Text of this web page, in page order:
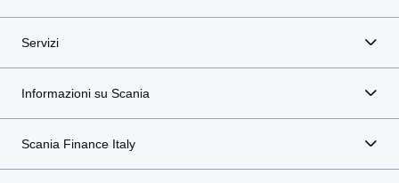
Servizi
Informazioni su Scania
Scania Finance Italy